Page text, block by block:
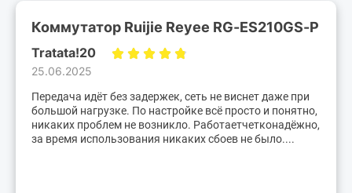
Коммутатор Ruijie Reyee RG-ES210GS-P
Tratata!20
25.06.2025
Передача идёт без задержек, сеть не виснет даже при
большой нагрузке. По настройке всё просто и понятно,
никаких проблем не возникло. Работаетчетконадёжно,
за время использования никаких сбоев не было....